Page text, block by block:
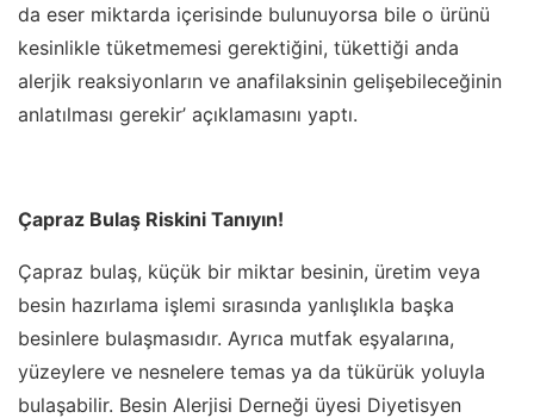
da eser miktarda içerisinde bulunuyorsa bile o ürünü
kesinlikle tüketmemesi gerektiğini, tükettiği anda
alerjik reaksiyonların ve anafilaksinin gelişebileceğinin
anlatılması gerekir’ açıklamasını yaptı.
Çapraz Bulaş Riskini Tanıyın!
Çapraz bulaş, küçük bir miktar besinin, üretim veya
besin hazırlama işlemi sırasında yanlışlıkla başka
besinlere bulaşmasıdır. Ayrıca mutfak eşyalarına,
yüzeylere ve nesnelere temas ya da tükürük yoluyla
bulaşabilir. Besin Alerjisi Derneği üyesi Diyetisyen